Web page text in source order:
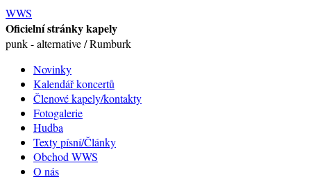
WWS
Oficielní stránky kapely
punk - alternative / Rumburk
Novinky
Kalendář koncertů
Členové kapely/kontakty
Fotogalerie
Hudba
Texty písní/Články
Obchod WWS
O nás